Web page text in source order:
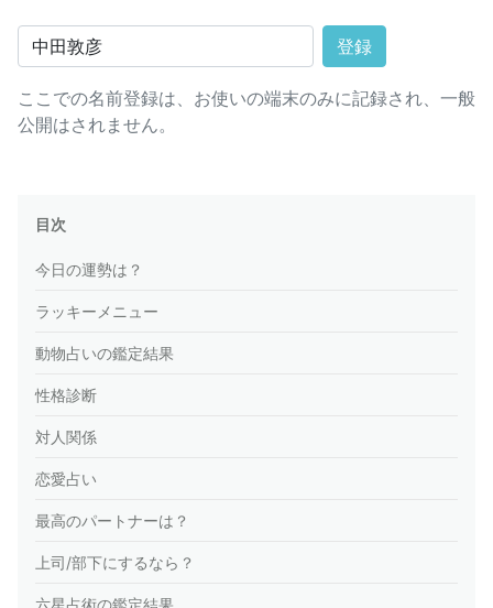
登録
ここでの名前登録は、お使いの端末のみに記録され、一般
公開はされません。
目次
今日の運勢は？
ラッキーメニュー
動物占いの鑑定結果
性格診断
対人関係
恋愛占い
最高のパートナーは？
上司/部下にするなら？